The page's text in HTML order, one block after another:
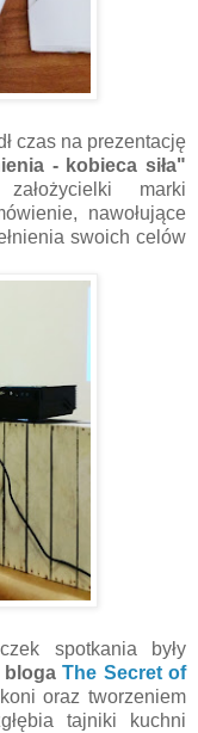
czas na prezentację
- kobieca siła"
marki
nawołujące
swoich celów
spotkania były
bloga The Secret of
oraz tworzeniem
tajniki kuchni